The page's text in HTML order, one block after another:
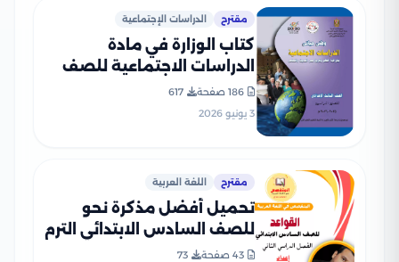
مقترح الدراسات الإجتماعية
كتاب الوزارة في مادة
الدراسات الاجتماعية للصف
PDF
186 صفحة
617
3 يونيو 2026
مقترح اللغة العربية
تحميل أفضل مذكرة نحو
للصف السادس الابتدائي الترم
43 صفحة
73